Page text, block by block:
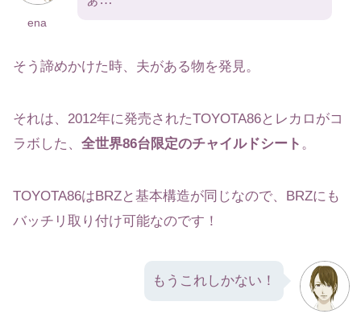
ena
そう諦めかけた時、夫がある物を発見。
それは、2012年に発売されたTOYOTA86とレカロがコ
ラボした、 全世界86台限定のチャイルドシート 。
TOYOTA86はBRZと基本構造が同じなので、BRZにも
バッチリ取り付け可能なのです！
もうこれしかない！